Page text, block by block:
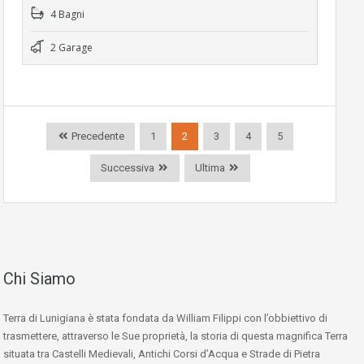
4 Bagni
2 Garage
Precedente 1 2 3 4 5
Successiva Ultima
Chi Siamo
Terra di Lunigiana è stata fondata da William Filippi con l’obbiettivo di
trasmettere, attraverso le Sue proprietà, la storia di questa magnifica Terra
situata tra Castelli Medievali, Antichi Corsi d’Acqua e Strade di Pietra